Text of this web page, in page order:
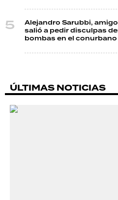
Alejandro Sarubbi,
salió a pedir disculpas
bombas en el conurbano
ÚLTIMAS NOTICIAS